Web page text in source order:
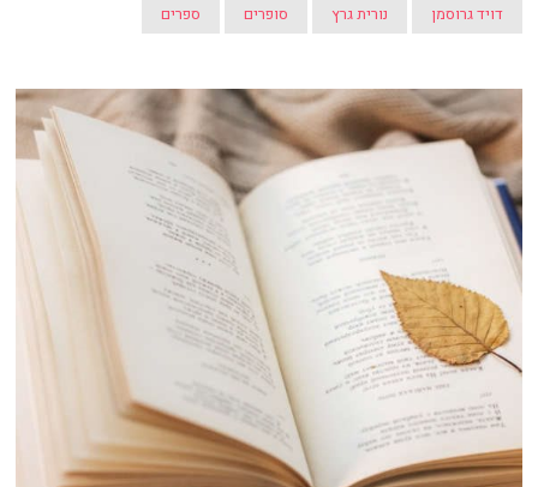
דויד גרוסמן נורית גרץ סופרים ספרים